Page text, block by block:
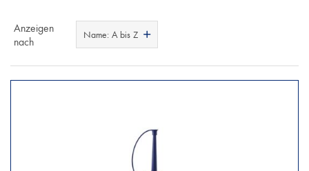
Anzeigen
nach
Name: A bis Z